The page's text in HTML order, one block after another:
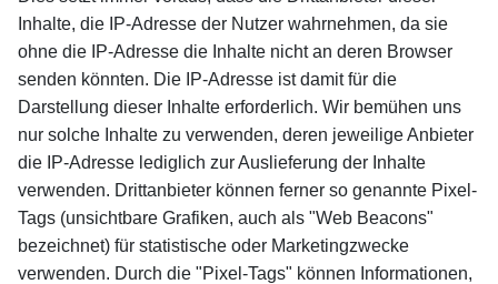
Inhalte, die IP-Adresse der Nutzer wahrnehmen, da sie
ohne die IP-Adresse die Inhalte nicht an deren Browser
senden könnten. Die IP-Adresse ist damit für die
Darstellung dieser Inhalte erforderlich. Wir bemühen uns
nur solche Inhalte zu verwenden, deren jeweilige Anbieter
die IP-Adresse lediglich zur Auslieferung der Inhalte
verwenden. Drittanbieter können ferner so genannte Pixel-
Tags (unsichtbare Grafiken, auch als "Web Beacons"
bezeichnet) für statistische oder Marketingzwecke
verwenden. Durch die "Pixel-Tags" können Informationen,